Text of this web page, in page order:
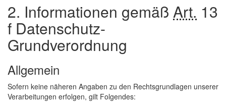
2. Informationen gemäß Art. 13
f Datenschutz-
Grundverordnung
Allgemein
Sofern keine näheren Angaben zu den Rechtsgrundlagen unserer
Verarbeitungen erfolgen, gilt Folgendes: